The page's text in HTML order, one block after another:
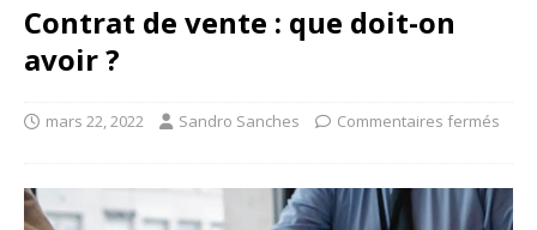
Contrat de vente : que doit-on
avoir ?
mars 22, 2022 Sandro Sanches Commentaires fermés